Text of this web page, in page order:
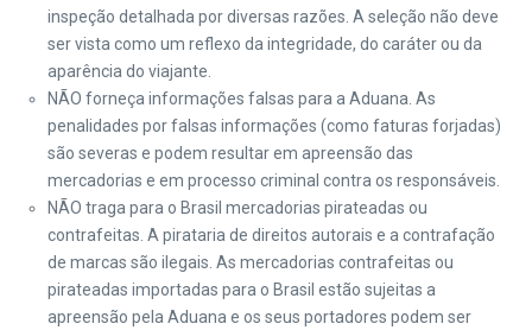
inspeção detalhada por diversas razões. A seleção não deve
ser vista como um reflexo da integridade, do caráter ou da
aparência do viajante.
NÃO forneça informações falsas para a Aduana. As
penalidades por falsas informações (como faturas forjadas)
são severas e podem resultar em apreensão das
mercadorias e em processo criminal contra os responsáveis.
NÃO traga para o Brasil mercadorias pirateadas ou
contrafeitas. A pirataria de direitos autorais e a contrafação
de marcas são ilegais. As mercadorias contrafeitas ou
pirateadas importadas para o Brasil estão sujeitas a
apreensão pela Aduana e os seus portadores podem ser